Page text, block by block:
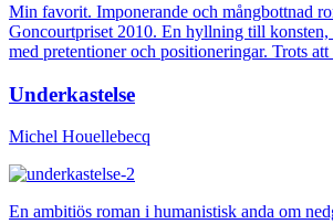
Min favorit. Imponerande och mångbottnad
Goncourtpriset 2010. En hyllning till
med pretentioner och positioneringar. Trots
Underkastelse
Michel Houellebecq
En ambitiös roman i humanistisk anda om